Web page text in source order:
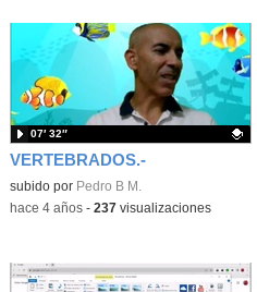
VERTEBRADOS.-
Contenido educativo.
subido por Pedro B M.
07′ 32″
-hace 4 años- 237visualizaciones